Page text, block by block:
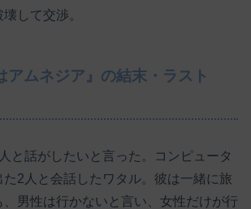
して交渉。
アムネジア』の結末・ラスト
と話がしたいと言った。コンピュータ
2人と会話したワタル。彼は一緒に旅
男性は行かないと言い、女性だけが行